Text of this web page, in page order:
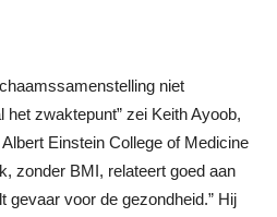
niet
het zwaktepunt” zei Keith Ayoob,
Einstein College of Medicine
zonder BMI, relateert goed aan
gevaar voor de gezondheid.” Hij